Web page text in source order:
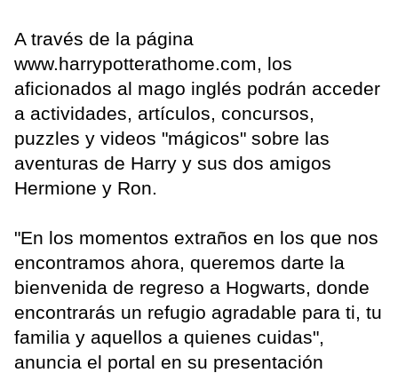
A través de la página
www.harrypotterathome.com, los
aficionados al mago inglés podrán acceder
a actividades, artículos, concursos,
puzzles y videos "mágicos" sobre las
aventuras de Harry y sus dos amigos
Hermione y Ron.
"En los momentos extraños en los que nos
encontramos ahora, queremos darte la
bienvenida de regreso a Hogwarts, donde
encontrarás un refugio agradable para ti, tu
familia y aquellos a quienes cuidas",
anuncia el portal en su presentación